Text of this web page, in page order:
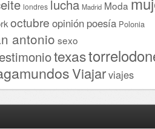
londres lucha Madrid Moda
octubre opinión poesía Polonia
antonio sexo
texas
Viajarviajes